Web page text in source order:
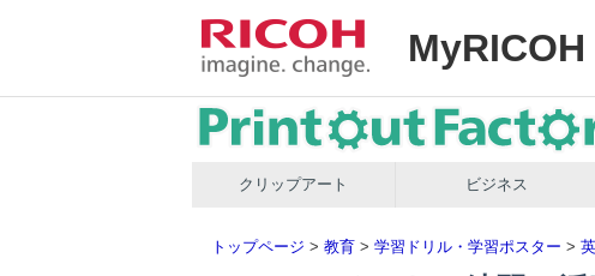
MyRICOH
クリップアート ビジネス
トップページ > 教育 > 学習ドリル・学習ポスター >